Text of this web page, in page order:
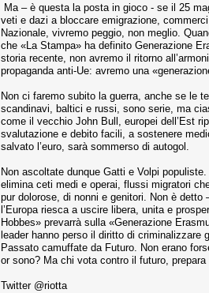
Ma – è questa la posta in gioco - se il 25
veti e dazi a bloccare emigrazione,
Nazionale, vivremo peggio, non meglio.
che «La Stampa» ha definito Generazione
storia recente, non avremo il ritorno
propaganda anti-Ue: avremo una
Non ci faremo subito la guerra, anche se le
scandinavi, baltici e russi, sono serie, ma
come il vecchio John Bull, europei dell’Est
svalutazione e debito facili, a sostenere
salvato l’euro, sarà sommerso di autogol.
Non ascoltate dunque Gatti e Volpi
elimina ceti medi e operai, flussi migratori
pur dolorose, di nonni e genitori. Non è
l’Europa riesca a uscire libera, unita e
Hobbes» prevarrà sulla «Generazione
leader hanno perso il diritto di criminalizzare
Passato camuffate da Futuro. Non erano
or sono? Ma chi vota contro il futuro,
Twitter @riotta